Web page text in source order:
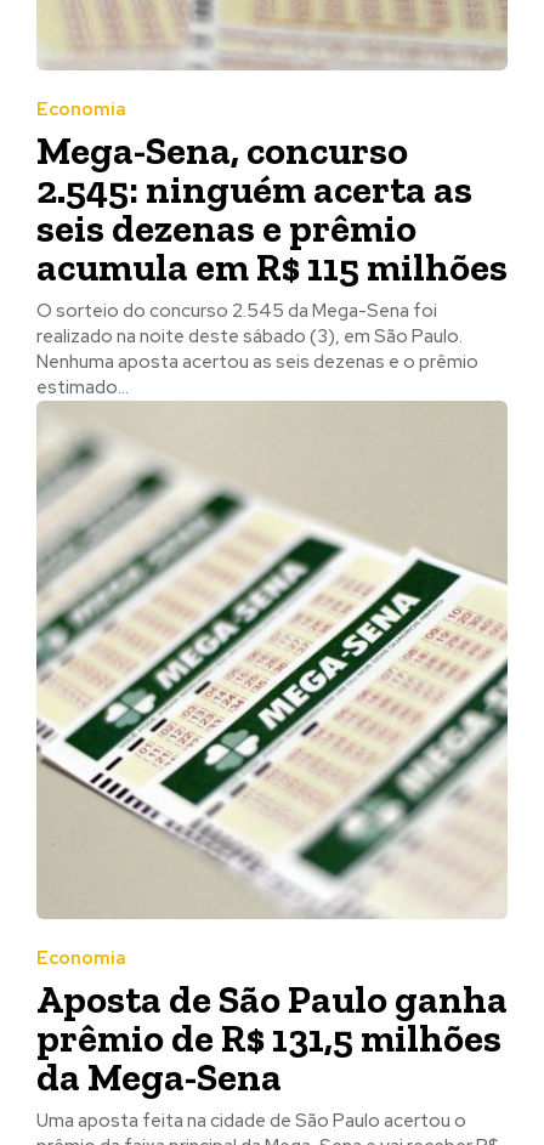
Economia
Mega-Sena, concurso
2.545: ninguém acerta as
seis dezenas e prêmio
acumula em R$ 115 milhões
O sorteio do concurso 2.545 da Mega-Sena foi
realizado na noite deste sábado (3), em São Paulo.
Nenhuma aposta acertou as seis dezenas e o prêmio
estimado...
Economia
Aposta de São Paulo ganha
prêmio de R$ 131,5 milhões
da Mega-Sena
Uma aposta feita na cidade de São Paulo acertou o